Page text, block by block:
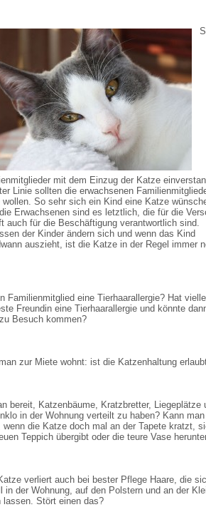
mit dem Einzug der Katze
Linie sollten die erwachsenen
wollen. So sehr sich ein Kind eine Katze
Erwachsenen sind es letztlich, die für die
auch für die Beschäftigung verantwortlich sind.
der Kinder ändern sich und wenn das Kind
auszieht, ist die Katze in der Regel immer
Familienmitglied eine Tierhaarallergie? Hat
Freundin eine Tierhaarallergie und könnte
Besuch kommen?
zur Miete wohnt: ist die Katzenhaltung
bereit, Katzenbäume, Kratzbretter, Liegeplätze
in der Wohnung verteilt zu haben? Kann
wenn die Katze doch mal an der Tapete kratzt,
Teppich übergibt oder die teure Vase
verliert auch bei bester Pflege Haare, die
in der Wohnung, auf den Polstern und an der
lassen. Stört einen das?